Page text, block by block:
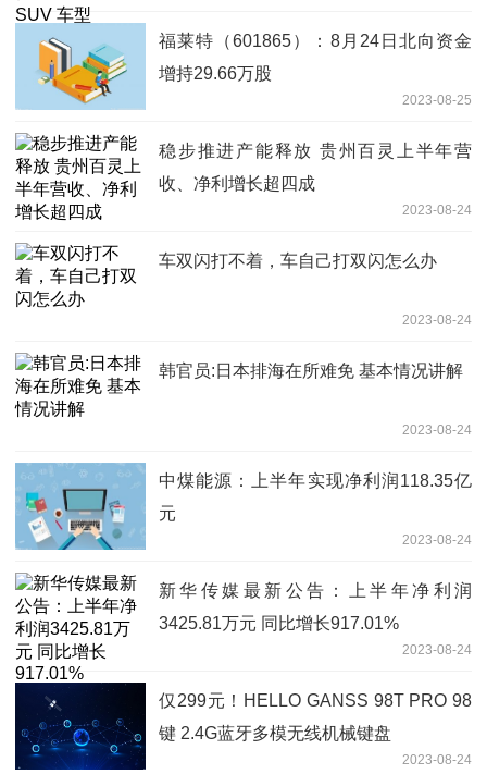
福莱特（601865）：8月24日北向资金
增持29.66万股
2023-08-25
稳步推进产能释放 贵州百灵上半年营
收、净利增长超四成
2023-08-24
车双闪打不着，车自己打双闪怎么办
2023-08-24
韩官员:日本排海在所难免 基本情况讲解
2023-08-24
中煤能源：上半年实现净利润118.35亿
元
2023-08-24
新华传媒最新公告：上半年净利润
3425.81万元 同比增长917.01%
2023-08-24
仅299元！HELLO GANSS 98T PRO 98
键 2.4G蓝牙多模无线机械键盘
2023-08-24